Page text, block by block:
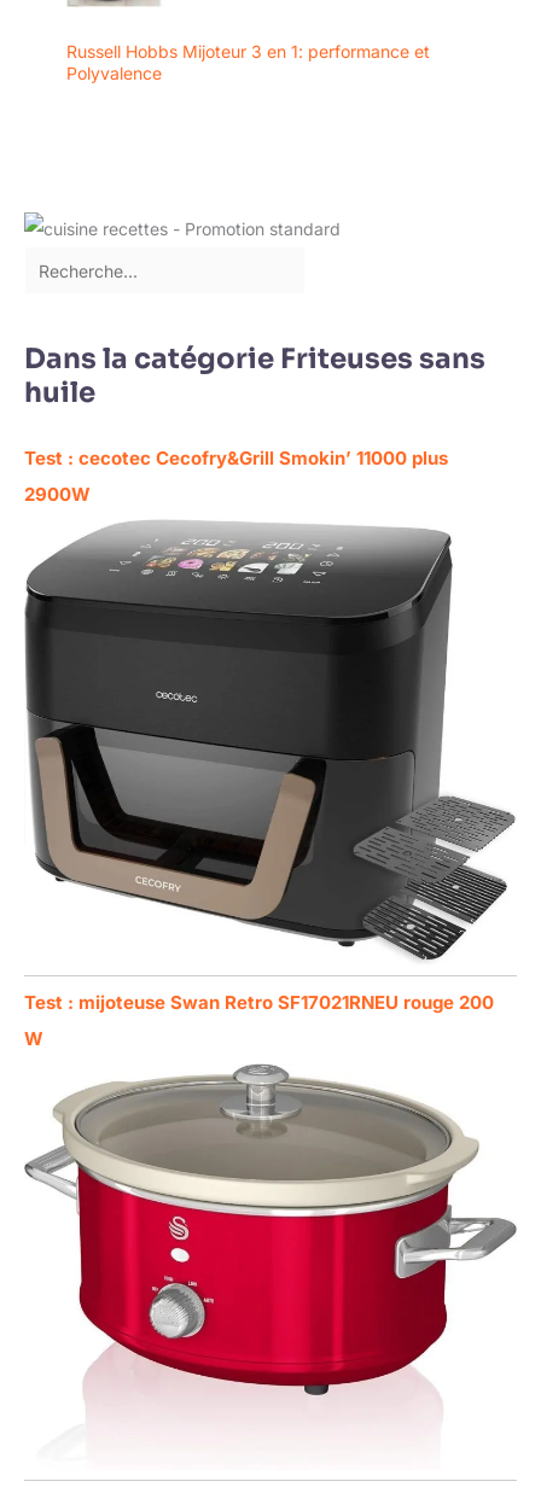
Russell Hobbs Mijoteur 3 en 1: performance et
Polyvalence
Dans la catégorie Friteuses sans
huile
Test : cecotec Cecofry&Grill Smokin’ 11000 plus
2900W
Test : mijoteuse Swan Retro SF17021RNEU rouge 200
W